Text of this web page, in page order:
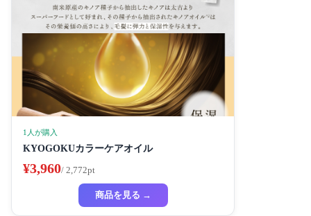
1人が購入
KYOGOKUカラーケアオイル
¥3,960/ 2,772pt
商品を見る →